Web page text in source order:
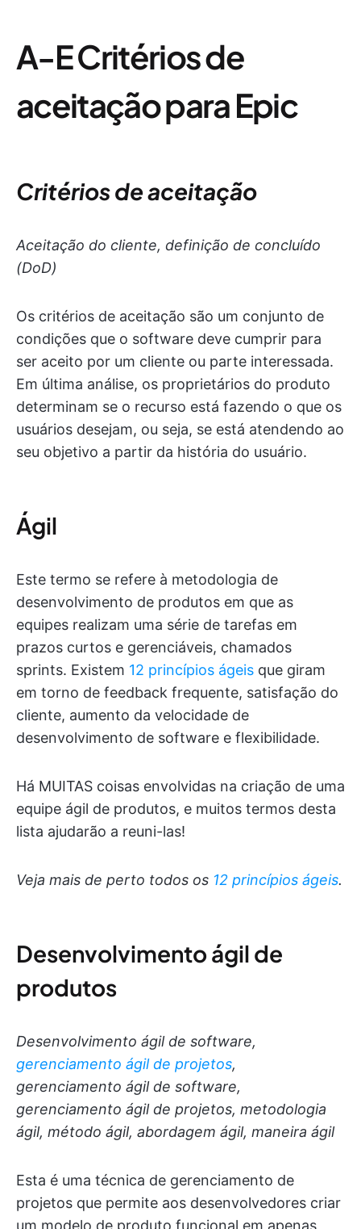
A-E Critérios de
aceitação para Epic
Critérios de aceitação
Aceitação do cliente, definição de concluído
(DoD)
Os critérios de aceitação são um conjunto de
condições que o software deve cumprir para
ser aceito por um cliente ou parte interessada.
Em última análise, os proprietários do produto
determinam se o recurso está fazendo o que os
usuários desejam, ou seja, se está atendendo ao
seu objetivo a partir da história do usuário.
Ágil
Este termo se refere à metodologia de
desenvolvimento de produtos em que as
equipes realizam uma série de tarefas em
prazos curtos e gerenciáveis, chamados
sprints. Existem 12 princípios ágeis que giram
em torno de feedback frequente, satisfação do
cliente, aumento da velocidade de
desenvolvimento de software e flexibilidade.
Há MUITAS coisas envolvidas na criação de uma
equipe ágil de produtos, e muitos termos desta
lista ajudarão a reuni-las!
Veja mais de perto todos os 12 princípios ágeis.
Desenvolvimento ágil de
produtos
Desenvolvimento ágil de software,
gerenciamento ágil de projetos,
gerenciamento ágil de software,
gerenciamento ágil de projetos, metodologia
ágil, método ágil, abordagem ágil, maneira ágil
Esta é uma técnica de gerenciamento de
projetos que permite aos desenvolvedores criar
um modelo de produto funcional em apenas